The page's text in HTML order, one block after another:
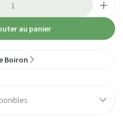
au panier
Boiron